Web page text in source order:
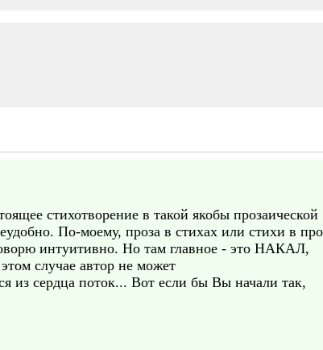
стихотворение в такой якобы прозаической
По-моему, проза в стихах или стихи в
интуитивно. Но там главное - это НАКАЛ,
случае автор не может
из сердца поток... Вот если бы Вы начали так,